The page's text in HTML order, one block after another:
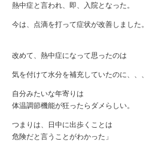
熱中症と言われ、即、入院となった。
今は、点滴を打って症状が改善しました。
改めて、熱中症になって思ったのは
気を付けて水分を補充していたのに、、、
自分みたいな年寄りは
体温調節機能が狂ったらダメらしい。
つまりは、日中に出歩くことは
危険だと言うことがわかった」